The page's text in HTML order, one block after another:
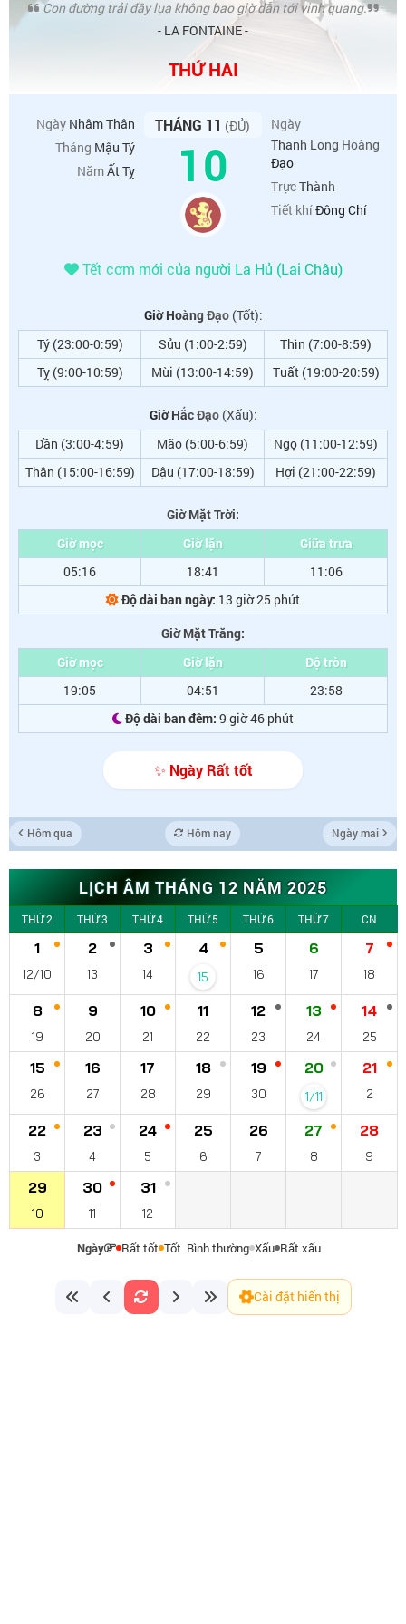
Con đường trải đầy lụa không bao giờ dẫn tới vinh quang.
- LA FONTAINE -
THỨ HAI
Ngày Nhâm Thân
Tháng Mậu Tý
NămẤt Tỵ
THÁNG 11 (ĐỦ)
10
Ngày
Thanh Long Hoàng
Đạo
TrựcThành
Tiết khíĐông Chí
Tết cơm mới của người La Hủ (Lai Châu)
Giờ Hoàng Đạo(Tốt):
Tý (23:00-0:59)
Sửu (1:00-2:59)
Thìn (7:00-8:59)
Tỵ (9:00-10:59)
Mùi (13:00-14:59) Tuất (19:00-20:59)
Giờ Hắc Đạo(Xấu):
Dần (3:00-4:59)
Mão (5:00-6:59)
Ngọ (11:00-12:59)
Thân (15:00-16:59)
Dậu (17:00-18:59) Hợi (21:00-22:59)
Giờ Mặt Trời:
Giờ mọc
Giờ lặn
Giữa trưa
05:16
18:41
11:06
Độ dài ban ngày: 13 giờ 25 phút
Giờ Mặt Trăng:
Giờ mọc
Giờ lặn
Độ tròn
19:05
04:51
23:58
Độ dài ban đêm: 9 giờ 46 phút
✨ Ngày Rất tốt
Hôm qua Hôm nay Ngày mai
LỊCH ÂM THÁNG 12 NĂM 2025
THỨ 2 THỨ 3 THỨ 4 THỨ 5 THỨ 6 THỨ 7 CN
1
12/10
2
13
3
14
4
15
5
16
6
17
7
18
8
19
9
20
10
21
11
22
12
23
13
24
14
25
15
26
16
27
17
28
18
29
19
30
20
1/11
21
2
22
3
23
4
24
5
25
6
26
7
27
8
28
9
29
10
30
11
31
12
Ngày Rất tốt Tốt Bình thường Xấu Rất xấu
Cài đặt hiển thị